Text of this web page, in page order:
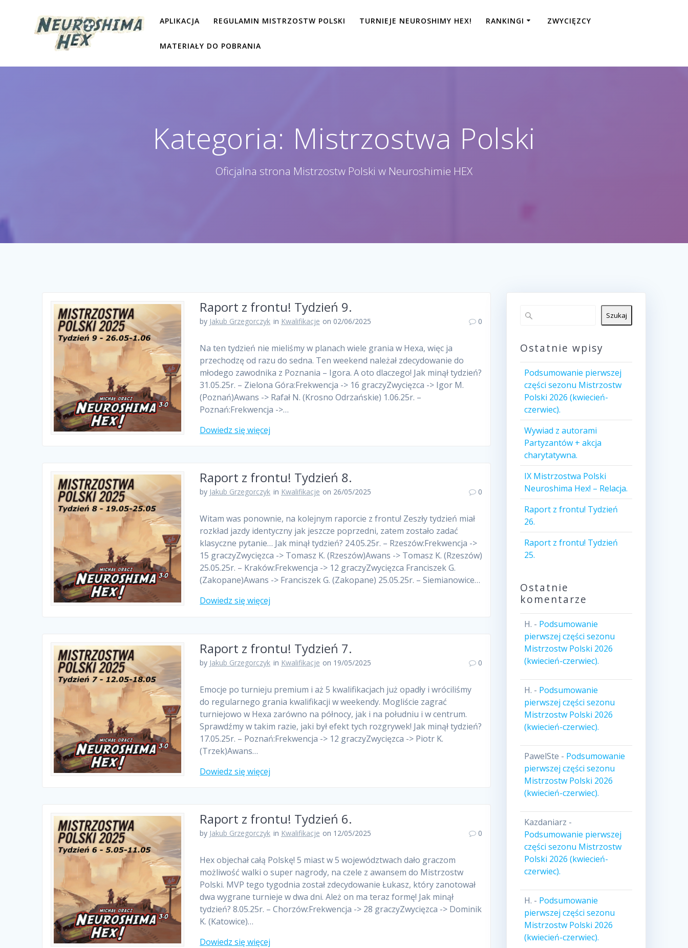
APLIKACJA REGULAMIN MISTRZOSTW POLSKI TURNIEJE NEUROSHIMY HEX! RANKINGI ZWYCIĘZCY
MATERIAŁY DO POBRANIA
Kategoria: Mistrzostwa Polski
Oficjalna strona Mistrzostw Polski w Neuroshimie HEX
Raport z frontu! Tydzień 9.
by Jakub Grzegorczyk in Kwalifikacje on 02/06/2025 0
Na ten tydzień nie mieliśmy w planach wiele grania w Hexa, więc ja
przechodzę od razu do sedna. Ten weekend należał zdecydowanie do
młodego zawodnika z Poznania – Igora. A oto dlaczego! Jak minął tydzień?
31.05.25r. – Zielona Góra:Frekwencja -> 16 graczyZwycięzca -> Igor M.
(Poznań)Awans -> Rafał N. (Krosno Odrzańskie) 1.06.25r. –
Poznań:Frekwencja ->…
Dowiedz się więcej
Raport z frontu! Tydzień 8.
by Jakub Grzegorczyk in Kwalifikacje on 26/05/2025 0
Witam was ponownie, na kolejnym raporcie z frontu! Zeszły tydzień miał
rozkład jazdy identyczny jak jeszcze poprzedni, zatem zostało zadać
klasyczne pytanie… Jak minął tydzień? 24.05.25r. – Rzeszów:Frekwencja ->
15 graczyZwycięzca -> Tomasz K. (Rzeszów)Awans -> Tomasz K. (Rzeszów)
25.05.25r. – Kraków:Frekwencja -> 12 graczyZwycięzca Franciszek G.
(Zakopane)Awans -> Franciszek G. (Zakopane) 25.05.25r. – Siemianowice…
Dowiedz się więcej
Raport z frontu! Tydzień 7.
by Jakub Grzegorczyk in Kwalifikacje on 19/05/2025 0
Emocje po turnieju premium i aż 5 kwalifikacjach już opadły i wróciliśmy
do regularnego grania kwalifikacji w weekendy. Mogliście zagrać
turniejowo w Hexa zarówno na północy, jak i na południu i w centrum.
Sprawdźmy w takim razie, jaki był efekt tych rozgrywek! Jak minął tydzień?
17.05.25r. – Poznań:Frekwencja -> 12 graczyZwycięzca -> Piotr K.
(Trzek)Awans…
Dowiedz się więcej
Raport z frontu! Tydzień 6.
by Jakub Grzegorczyk in Kwalifikacje on 12/05/2025 0
Hex objechał całą Polskę! 5 miast w 5 województwach dało graczom
możliwość walki o super nagrody, na czele z awansem do Mistrzostw
Polski. MVP tego tygodnia został zdecydowanie Łukasz, który zanotował
dwa wygrane turnieje w dwa dni. Ależ on ma teraz formę! Jak minął
tydzień? 8.05.25r. – Chorzów:Frekwencja -> 28 graczyZwycięzca -> Dominik
K. (Katowice)…
Dowiedz się więcej
Szukaj
Ostatnie wpisy
Podsumowanie pierwszej
części sezonu Mistrzostw
Polski 2026 (kwiecień-
czerwiec).
Wywiad z autorami
Partyzantów + akcja
charytatywna.
IX Mistrzostwa Polski
Neuroshima Hex! – Relacja.
Raport z frontu! Tydzień
26.
Raport z frontu! Tydzień
25.
Ostatnie
komentarze
H. - Podsumowanie
pierwszej części sezonu
Mistrzostw Polski 2026
(kwiecień-czerwiec).
H. - Podsumowanie
pierwszej części sezonu
Mistrzostw Polski 2026
(kwiecień-czerwiec).
PawelSte - Podsumowanie
pierwszej części sezonu
Mistrzostw Polski 2026
(kwiecień-czerwiec).
Kazdaniarz -
Podsumowanie pierwszej
części sezonu Mistrzostw
Polski 2026 (kwiecień-
czerwiec).
H. - Podsumowanie
pierwszej części sezonu
Mistrzostw Polski 2026
(kwiecień-czerwiec).